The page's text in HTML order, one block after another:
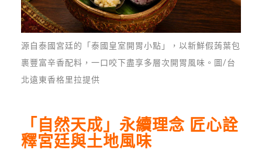
源自泰國宮廷的「泰國皇室開胃小點」，以新鮮假蒟葉包
裹豐富辛香配料，一口咬下盡享多層次開胃風味。圖/台
北遠東香格里拉提供
「自然天成」永續理念 匠心詮
釋宮廷與土地風味